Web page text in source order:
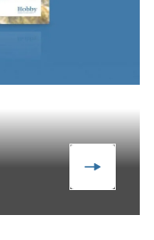
Manuale